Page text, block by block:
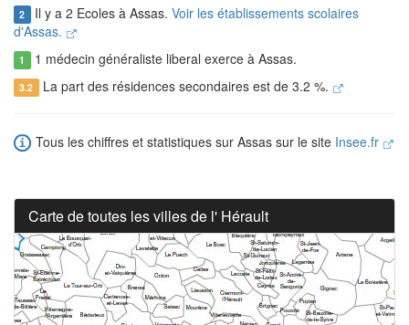
2 Il y a 2 Ecoles à Assas. Voir les établissements scolaires
d'Assas.
1 1 médecin généraliste liberal exerce à Assas.
3.2 La part des résidences secondaires est de 3.2 %.
Tous les chiffres et statistiques sur Assas sur le site Insee.fr
Carte de toutes les villes de l' Hérault